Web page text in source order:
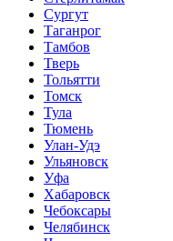
Сургут
Таганрог
Тамбов
Тверь
Тольятти
Томск
Тула
Тюмень
Улан-Удэ
Ульяновск
Уфа
Хабаровск
Чебоксары
Челябинск